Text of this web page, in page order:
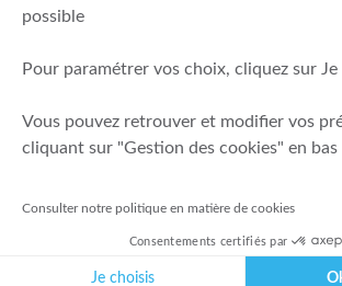
Fonds de garantie des dépôts et de résolution
Mentions légales
Prévention de la fraude
Politique de gestion des conflits d'intérêts
possible
Pour paramétrer vos choix, cliquez sur Je
Vous pouvez retrouver et modifier vos
cliquant sur "Gestion des cookies" en bas
Consulter notre politique en matière de cookies
Consentements certifiés par
Je choisis